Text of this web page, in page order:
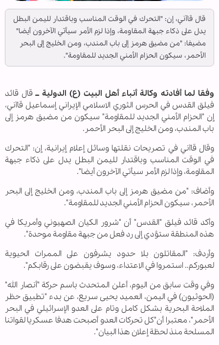
قال قاآني، إن: "التحرك في الوقت المناسب وباقتدار لليمن البطل
يدل على ذكاء جبهة المقاومة، وإذا لزم الأمر سيأتي الآخرون أيضا"
مضيفا: "من مضيق هرمز إلى باب المندب، ومن الخليج إلى البحر
الأحمر، سيكون الحزام الأمني الجديد للمقاومة".
وفقا لما أفادته وكالة أنباء أهل البيت (ع) الدولية ــقال قائد
فيلق القدس في الحرس الثوري الاسلامي الإيراني إسماعيل قاآني،
إن "الحزام الأمني الجديد للمقاومة" سيكون من مضيق هرمز إلى
باب المندب، ومن الخليج إلى البحر الأحمر.
وقال قاآني في تصريحات نقلتها وسائل إعلام إيرانية، إن: "التحرك
في الوقت المناسب وباقتدار لليمن البطل يدل على ذكاء جبهة
المقاومة، وإذا لزم الأمر سيأتي الآخرون أيضا".
وأضاف: "من مضيق هرمز إلى باب المندب، ومن الخليج إلى البحر
الأحمر، سيكون الحزام الأمني الجديد للمقاومة".
وأكد قائد فيلق "القدس" أن "شرور الكيان الصهيوني وأمريكا في
هذه المنطقة ستؤدي إلى رد فعل من جبهة مقاومة موحدة".
وأردف: "المقاتلون بلا حدود يشرفون على الممرات الحيوية
لعبوركم.. استمروا في الاعتداء، وسوف يقبضون على رقابكم".
وفي وقت سابق من اليوم، أعلن المتحدث باسم حركة "أنصار الله"
(الحوثيون) في اليمن، العميد يحيى سريع، عن بدء "تطبيق حظر
الملاحة البحرية بشكل كامل وتام على العدو الإسرائيلي في البحر
الأحمر"، معتبرا أن"كل تحركات العدو أصبحت هدفا عسكريا لقواتنا
المسلحة منذ لحظة إعلان هذا البيان".